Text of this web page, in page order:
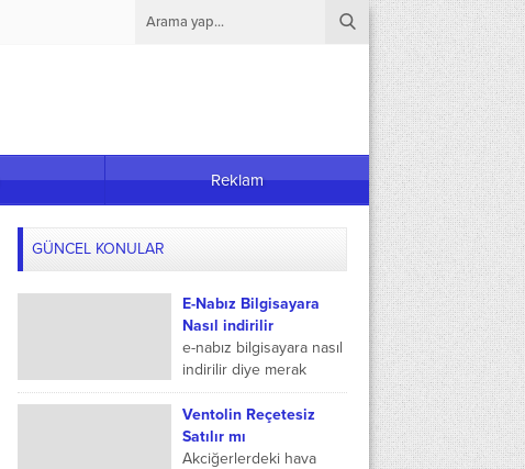
Reklam
GÜNCEL KONULAR
E-Nabız Bilgisayara
Nasıl indirilir
e-nabız bilgisayara nasıl
indirilir diye merak
ediyor olabilirisiniz.
Çünkü e-nabız
sisteminin masaüstü
görünümü olduğu kadar
Ventolin Reçetesiz
Satılır mı
Akciğerlerdeki hava